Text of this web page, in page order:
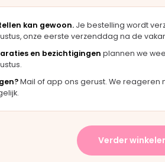
koopt. De
klaar
"Snelle levering en
inklappen. Kind zit er
prijs en persoonlijke service. Veel
dan bij een grote webwinkel."
kan gewoon. Je bestelling wordt
onze eerste verzenddag na de
en bezichtigingen plannen we
Mail of app ons gerust. We reageren
Verder